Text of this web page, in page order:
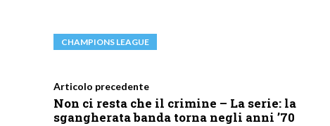
CHAMPIONS LEAGUE
Articolo precedente
Non ci resta che il crimine – La serie: la
sgangherata banda torna negli anni ’70